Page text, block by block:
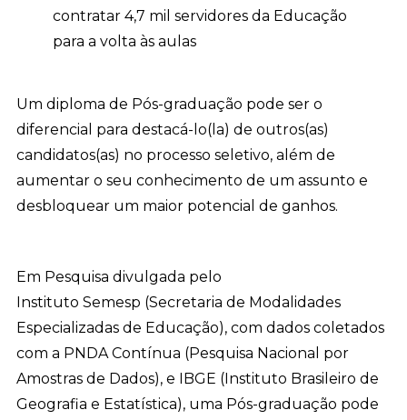
Um diploma de Pós-graduação pode ser o
diferencial para destacá-lo(la) de outros(as)
candidatos(as) no processo seletivo, além de
aumentar o seu conhecimento de um assunto e
desbloquear um maior potencial de ganhos.
Em Pesquisa divulgada pelo
Instituto Semesp (Secretaria de Modalidades
Especializadas de Educação), com dados coletados
com a PNDA Contínua (Pesquisa Nacional por
Amostras de Dados), e IBGE (Instituto Brasileiro de
Geografia e Estatística), uma Pós-graduação pode